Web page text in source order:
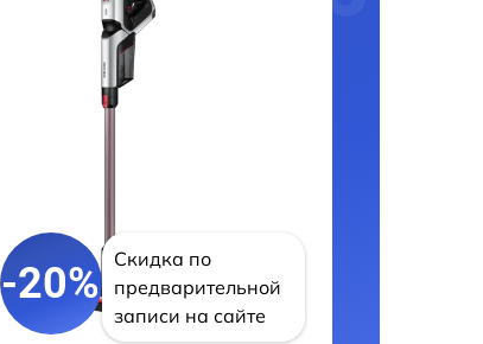
-20%
Скидка по
предварительной
записи на сайте